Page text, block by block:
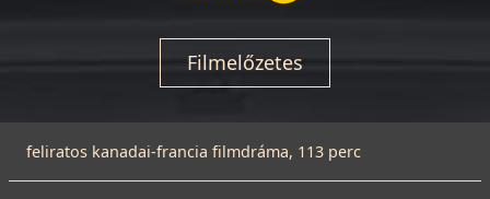
Filmelőzetes
feliratos kanadai-francia filmdráma, 113 perc